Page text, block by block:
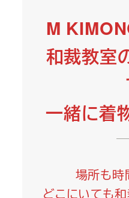
M
和裁教室
一緒に着
場所も時
どこにいても